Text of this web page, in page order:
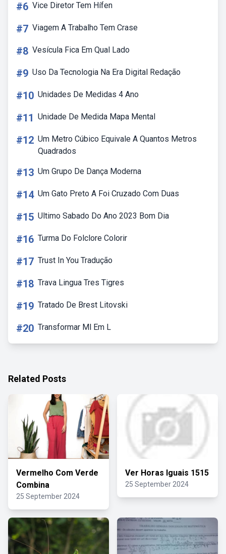
#6 Vice Diretor Tem Hífen
#7 Viagem A Trabalho Tem Crase
#8 Vesícula Fica Em Qual Lado
#9 Uso Da Tecnologia Na Era Digital Redação
#10 Unidades De Medidas 4 Ano
#11 Unidade De Medida Mapa Mental
#12 Um Metro Cúbico Equivale A Quantos Metros
Quadrados
#13 Um Grupo De Dança Moderna
#14 Um Gato Preto A Foi Cruzado Com Duas
#15 Ultimo Sabado Do Ano 2023 Bom Dia
#16 Turma Do Folclore Colorir
#17 Trust In You Tradução
#18 Trava Lingua Tres Tigres
#19 Tratado De Brest Litovski
#20 Transformar Ml Em L
Related Posts
Vermelho Com Verde
Combina
25 September 2024
Ver Horas Iguais 1515
25 September 2024